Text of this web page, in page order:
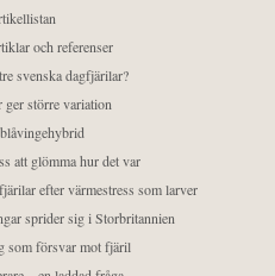
och referenser
svenska dagfjärilar?
ger större variation
att glömma hur det var
efter värmestress som larver
sprider sig i Storbritannien
som försvar mot fjäril